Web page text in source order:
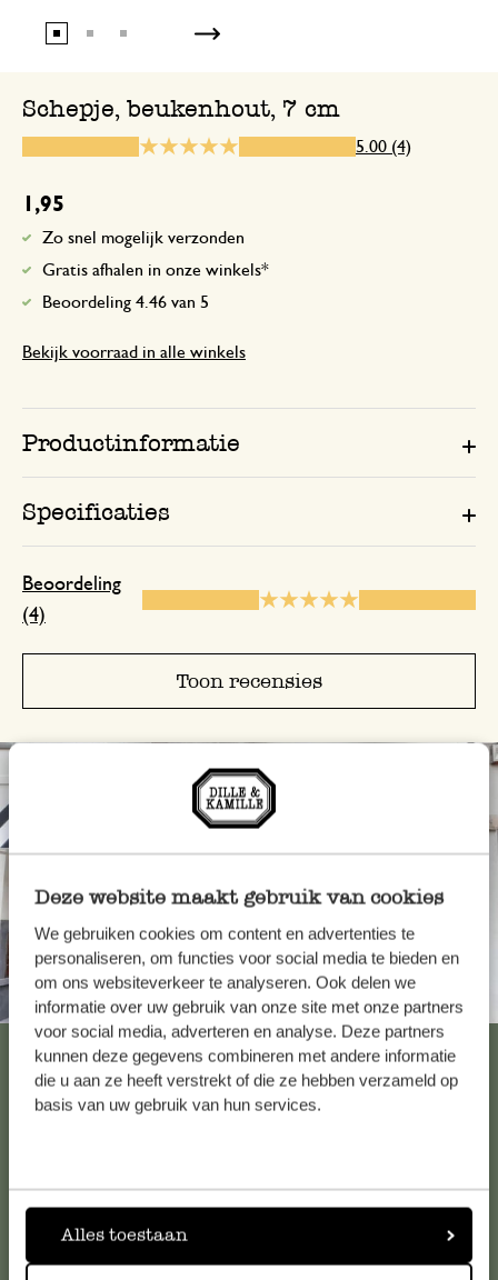
Deze website maakt gebruik van cookies
We gebruiken cookies om content en advertenties te
personaliseren, om functies voor social media te bieden en
om ons websiteverkeer te analyseren. Ook delen we
informatie over uw gebruik van onze site met onze partners
voor social media, adverteren en analyse. Deze partners
kunnen deze gegevens combineren met andere informatie
die u aan ze heeft verstrekt of die ze hebben verzameld op
basis van uw gebruik van hun services.
Alles toestaan
Schepje, beukenhout, 7 cm
5.00 (4)
1,95
Zo snel mogelijk verzonden
Gratis afhalen in onze winkels*
Beoordeling 4.46 van 5
Bekijk voorraad in alle winkels
Productinformatie
Specificaties
Beoordeling
(4)
Toon recensies
Altijd in de buurt
Bekijk alle 62 winkels
Voor vragen, tips of hulp kun je contact opnemen met onze
klantenservice. Of bekijk hier het antwoord op de
meestgestelde vragen
Enkel een score, geen toelichting
30 oktober 2025
Enkel een score, geen toelichting